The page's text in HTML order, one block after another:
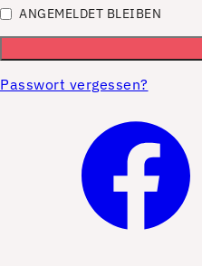
ANGEMELDET BLEIBEN
Passwort vergessen?